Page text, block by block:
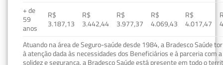
+ de
59
anos
R$
3.187,13
R$
3.442,44
R$
3.977,37
R$
4.069,43
R$
4.017,47
Atuando na área de Seguro-saúde desde 1984, a Bradesco Saúde
à atenção dada às necessidades dos Beneficiários e à parceria com
solidez e segurança, a Bradesco Saúde está presente em todo o